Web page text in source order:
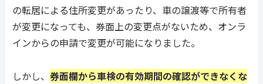
の転居による住所変更があったり、車の譲渡等で所有者
が変更になっても、券面上の変更点がないため、オンラ
インからの申請で変更が可能になりました。
しかし、 券面欄から車検の有効期間の確認ができなくな